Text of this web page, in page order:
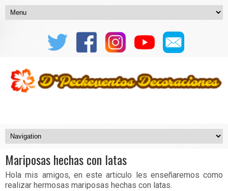
Mariposas hechas con latas
Hola mis amigos, en este articulo les enseñaremos como
realizar hermosas mariposas hechas con latas.